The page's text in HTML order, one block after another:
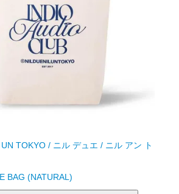
TOKYO / ニル デュエ / ニル アン ト
BAG (NATURAL)